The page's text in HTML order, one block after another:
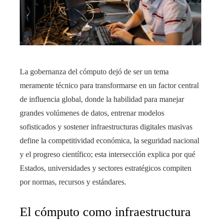
La gobernanza del cómputo dejó de ser un tema
meramente técnico para transformarse en un factor central
de influencia global, donde la habilidad para manejar
grandes volúmenes de datos, entrenar modelos
sofisticados y sostener infraestructuras digitales masivas
define la competitividad económica, la seguridad nacional
y el progreso científico; esta intersección explica por qué
Estados, universidades y sectores estratégicos compiten
por normas, recursos y estándares.
El cómputo como infraestructura